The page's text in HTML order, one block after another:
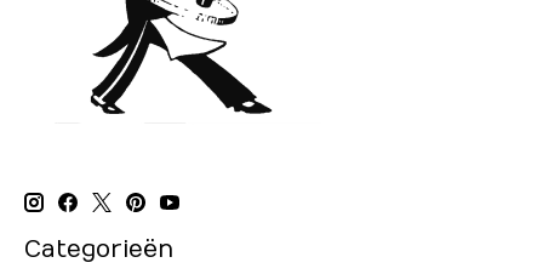
Categorieën